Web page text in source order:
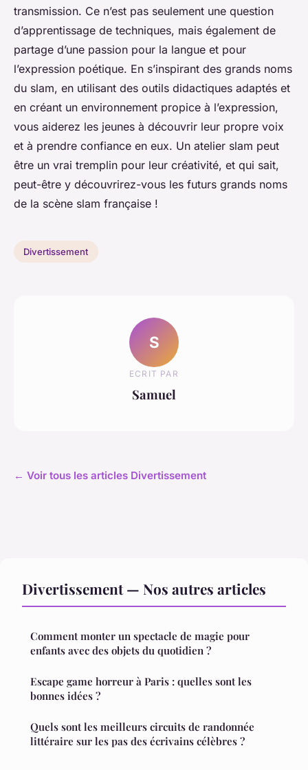
transmission. Ce n’est pas seulement une question
d’apprentissage de techniques, mais également de
partage d’une passion pour la langue et pour
l’expression poétique. En s’inspirant des grands noms
du slam, en utilisant des outils didactiques adaptés et
en créant un environnement propice à l’expression,
vous aiderez les jeunes à découvrir leur propre voix
et à prendre confiance en eux. Un atelier slam peut
être un vrai tremplin pour leur créativité, et qui sait,
peut-être y découvrirez-vous les futurs grands noms
de la scène slam française !
Divertissement
S
ECRIT PAR
Samuel
← Voir tous les articles Divertissement
Divertissement — Nos autres articles
Comment monter un spectacle de magie pour
enfants avec des objets du quotidien ?
Escape game horreur à Paris : quelles sont les
bonnes idées ?
Quels sont les meilleurs circuits de randonnée
littéraire sur les pas des écrivains célèbres ?